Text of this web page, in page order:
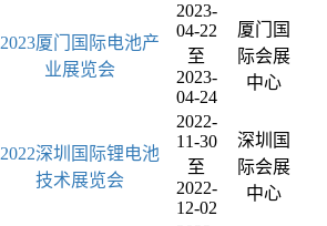
2023厦门国际电池产
业展览会
2023-
04-22
至
2023-
04-24
厦门国
际会展
中心
2022深圳国际锂电池
技术展览会
2022-
11-30
至
2022-
12-02
深圳国
际会展
中心